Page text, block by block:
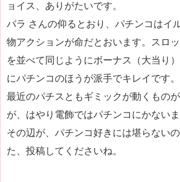
ョイス、ありがたいです。
バラ さんの仰るとおり、パチンコはイ
物アクションが命だとおいます。スロ
を並べて同じようにボーナス（大当り
にパチンコのほうが派手でキレイです。
最近のパチスともギミックが動くもの
が、はやり電飾ではパチンコにかないま
その辺が、パチンコ好きには堪らない
た、投稿してくださいね。